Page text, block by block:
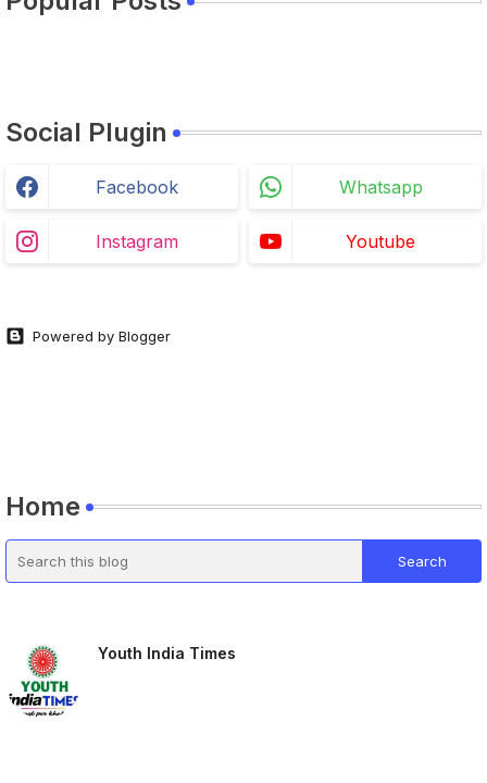
Social Plugin
Facebook Whatsapp
Instagram Youtube
Powered by Blogger
Home
Youth India Times